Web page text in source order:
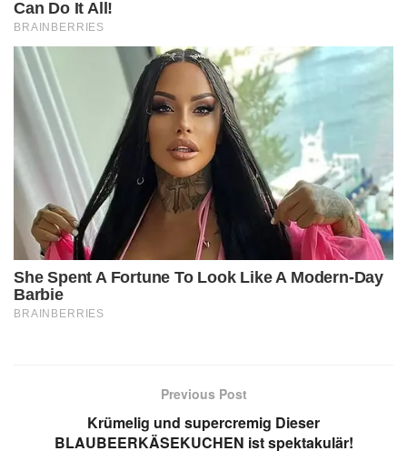
Previous Post
Krümelig und supercremig Dieser
BLAUBEERKÄSEKUCHEN ist spektakulär!